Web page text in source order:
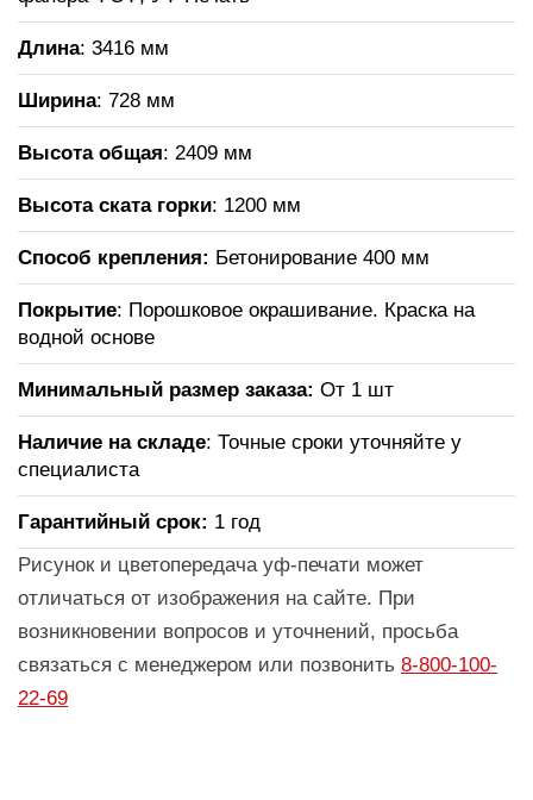
Длина: 3416 мм
Ширина: 728 мм
Высота общая: 2409 мм
Высота ската горки: 1200 мм
Способ крепления: Бетонирование 400 мм
Покрытие: Порошковое окрашивание. Краска на
водной основе
Минимальный размер заказа: От 1 шт
Наличие на складе: Точные сроки уточняйте у
специалиста
Гарантийный срок: 1 год
Рисунок и цветопередача уф-печати может
отличаться от изображения на сайте. При
возникновении вопросов и уточнений, просьба
связаться с менеджером или позвонить 8-800-100-
22-69